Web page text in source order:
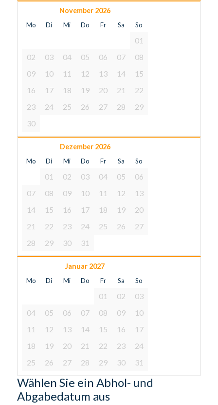
November 2026
Mo Di Mi Do Fr Sa So
01
02
03 04 05 06 07
08
09
10 11 12 13 14
15
16
17 18 19 20 21
22
23
24 25 26 27 28
29
30
Dezember 2026
Mo Di Mi Do Fr Sa So
01 02 03 04 05
06
07
08 09 10 11 12
13
14
15 16 17 18 19
20
21
22 23 24 25 26
27
28
29 30 31
Januar 2027
Mo Di Mi Do Fr Sa So
01 02
03
04
05 06 07 08 09
10
11
12 13 14 15 16
17
18
19 20 21 22 23
24
25
26 27 28 29 30 31
Wählen Sie ein Abhol- und
Abgabedatum aus